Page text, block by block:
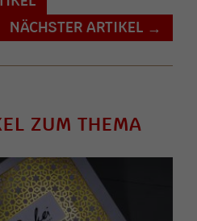
NÄCHSTER ARTIKEL →
ZUM THEMA